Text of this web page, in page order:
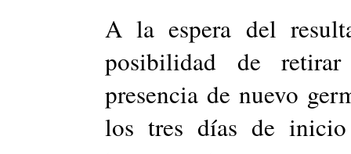
A la espera del
posibilidad de
presencia de nuevo
los tres días de